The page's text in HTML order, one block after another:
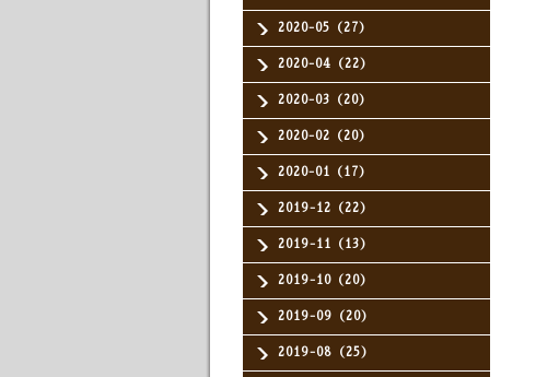
2020-05（27）
2020-04（22）
2020-03（20）
2020-02（20）
2020-01（17）
2019-12（22）
2019-11（13）
2019-10（20）
2019-09（20）
2019-08（25）